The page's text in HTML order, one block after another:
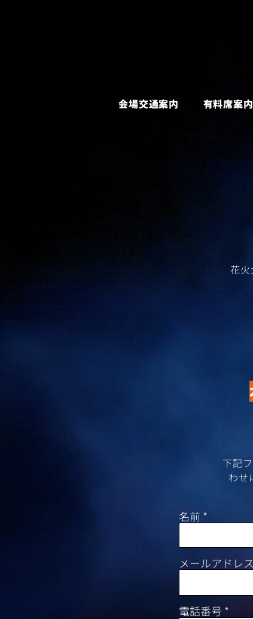
会場交通案内 有料席案内
花
下記
わせ
名前
メールアドレス
電話番号